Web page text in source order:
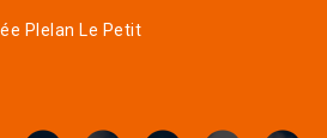
Plelan Le Petit